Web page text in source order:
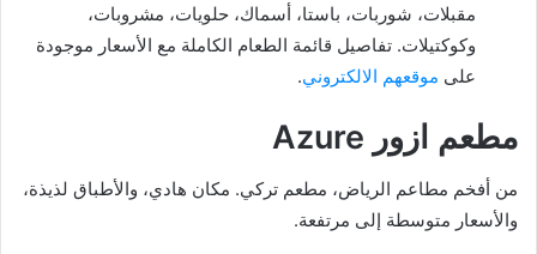
مقبلات، شوربات، باستا، أسماك، حلويات، مشروبات،
وكوكتيلات. تفاصيل قائمة الطعام الكاملة مع الأسعار موجودة
على موقعهم الالكتروني.
مطعم ازور Azure
من أفخم مطاعم الرياض، مطعم تركي. مكان هادي، والأطباق لذيذة،
والأسعار متوسطة إلى مرتفعة.